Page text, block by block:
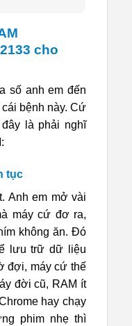
cho
số anh em đến
bệnh này. Cứ
là phải nghĩ
tục
Anh em mở vài
máy cứ đơ ra,
không ăn. Đó
lưu trữ dữ liệu
đợi, máy cứ thế
đời cũ, RAM ít
hay chạy
phim nhẹ thì